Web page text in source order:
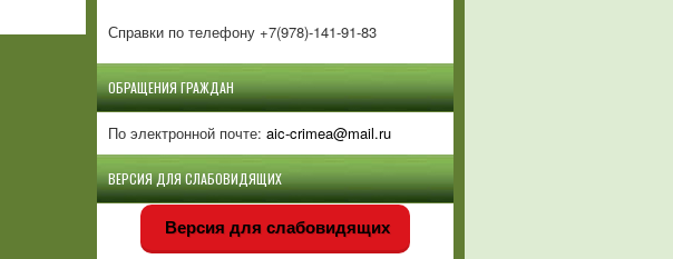
Справки по телефону +7(978)-141-91-83
ОБРАЩЕНИЯ ГРАЖДАН
По электронной почте: aic-crimea@mail.ru
ВЕРСИЯ ДЛЯ СЛАБОВИДЯЩИХ
Версия для слабовидящих